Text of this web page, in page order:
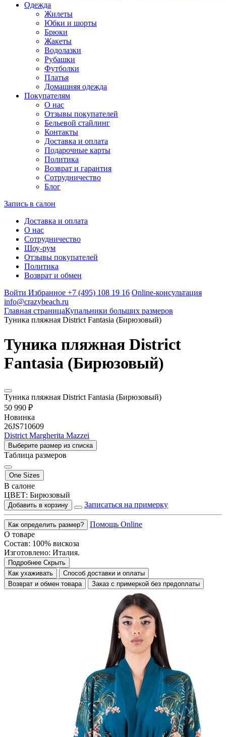
Одежда
Жилеты
Юбки и шорты
Брюки
Жакеты
Водолазки
Рубашки
Футболки
Платья
Домашняя одежда
Покупателям
О нас
Отзывы покупателей
Бельевой стайлинг
Контакты
Доставка и оплата
Подарочные карты
Политика
Возврат и гарантия
Сотрудничество
Блог
Запись в салон
Доставка и оплата
О нас
Сотрудничество
Шоу-рум
Отзывы покупателей
Политика
Возврат и обмен
Войти Избранное +7 (495) 108 19 16 Online-консультация
info@crazybeach.ru
Главная страницаКупальники больших размеров
Туника пляжная District Fantasia (Бирюзовый)
Туника пляжная District
Fantasia (Бирюзовый)
Туника пляжная District Fantasia (Бирюзовый)
50 990 ₽
Новинка
26JS710609
District Margherita Mazzei
Выберите размер из списка
Таблица размеров
One Sizes
В салоне
ЦВЕТ: Бирюзовый
Добавить в корзину Записаться на примерку
Как определить размер?
Помощь Online
О товаре
Состав: 100% вискоза
Изготовлено: Италия.
Подробнее Скрыть
Как ухаживать
Способ доставки и оплаты
Возврат и обмен товара
Заказ с примеркой без предоплаты